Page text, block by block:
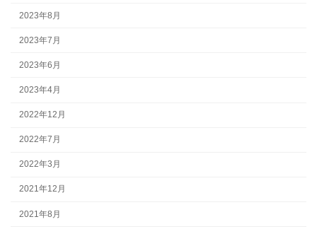
2023年8月
2023年7月
2023年6月
2023年4月
2022年12月
2022年7月
2022年3月
2021年12月
2021年8月